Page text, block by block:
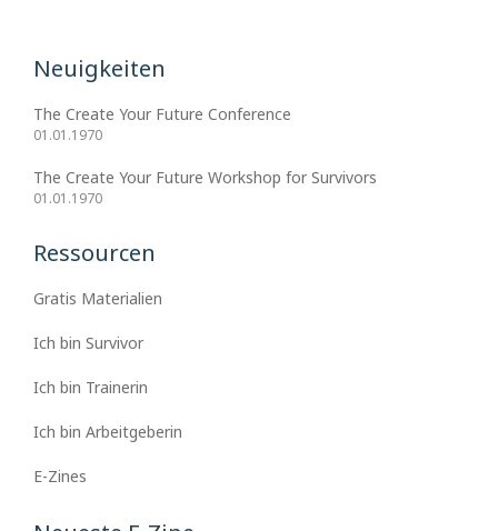
Neuigkeiten
The Create Your Future Conference
01.01.1970
The Create Your Future Workshop for Survivors
01.01.1970
Ressourcen
Gratis Materialien
Ich bin Survivor
Ich bin Trainerin
Ich bin Arbeitgeberin
E-Zines